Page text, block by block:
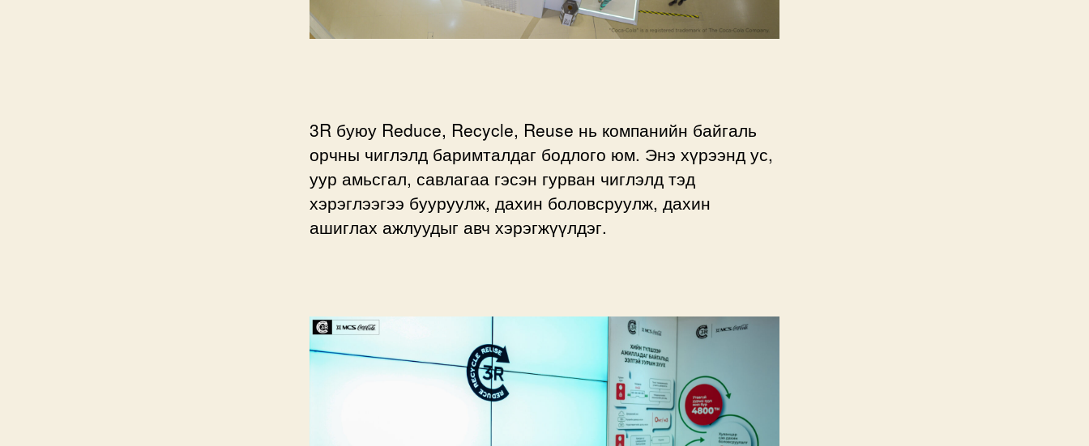
3R буюу Reduce, Recycle, Reuse нь компанийн байгаль
орчны чиглэлд баримталдаг бодлого юм. Энэ хүрээнд ус,
уур амьсгал, савлагаа гэсэн гурван чиглэлд тэд
хэрэглээгээ бууруулж, дахин боловсруулж, дахин
ашиглах ажлуудыг авч хэрэгжүүлдэг.